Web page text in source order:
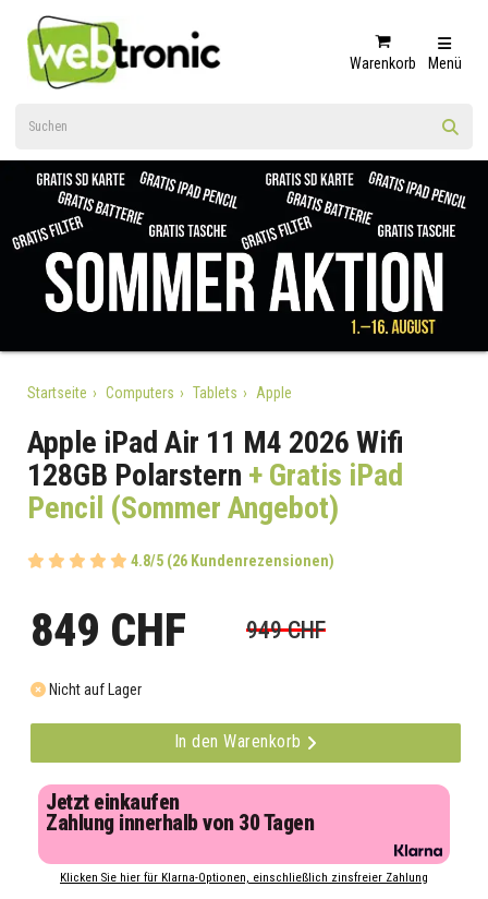
Warenkorb Menü
Startseite Computers Tablets Apple
Apple iPad Air 11 M4 2026 Wifi
128GB Polarstern + Gratis iPad
Pencil (Sommer Angebot)
4.8/5 (26 Kundenrezensionen)
849 CHF 949 CHF
Nicht auf Lager
In den Warenkorb
Jetzt einkaufen
Zahlung innerhalb von 30 Tagen
Klicken Sie hier für Klarna-Optionen, einschließlich zinsfreier Zahlung